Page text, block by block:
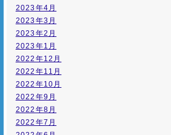
2023年4月
2023年3月
2023年2月
2023年1月
2022年12月
2022年11月
2022年10月
2022年9月
2022年8月
2022年7月